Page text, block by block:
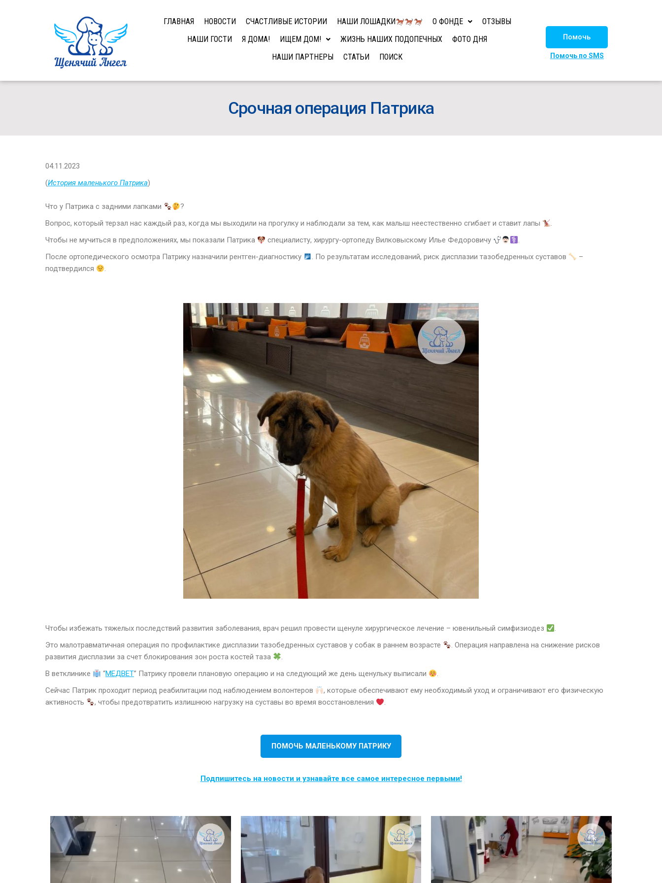
ГЛАВНАЯ НОВОСТИ СЧАСТЛИВЫЕ ИСТОРИИ НАШИ ЛОШАДКИ О ФОНДЕ
ОТЗЫВЫ
НАШИ ГОСТИ
Я ДОМА! ИЩЕМ ДОМ! ЖИЗНЬ НАШИХ ПОДОПЕЧНЫХ
ФОТО ДНЯ
НАШИ ПАРТНЕРЫ
СТАТЬИ ПОИСК
Помочь
Помочь по SMS
Срочная операция Патрика
04.11.2023
(История маленького Патрика)
Что у Патрика с задними лапками
?
Вопрос, который терзал нас каждый раз, когда мы выходили на прогулку и наблюдали за тем, как малыш неестественно сгибает и ставит лапы
.
Чтобы не мучиться в предположениях, мы показали Патрика
специалисту, хирургу-ортопеду Вилковыскому Илье Федоровичу
.
После ортопедического осмотра Патрику назначили рентген-диагностику
. По результатам исследований, риск дисплазии тазобедренных суставов
–
подтвердился
.
Чтобы избежать тяжелых последствий развития заболевания, врач решил провести щенуле хирургическое лечение – ювенильный симфизиодез
.
Это малотравматичная операция по профилактике дисплазии тазобедренных суставов у собак в раннем возрасте
. Операция направлена на снижение рисков
развития дисплазии за счет блокирования зон роста костей таза
.
В ветклинике
“МЕДВЕТ” Патрику провели плановую операцию и на следующий же день щенульку выписали
.
Сейчас Патрик проходит период реабилитации под наблюдением волонтеров
, которые обеспечивают ему необходимый уход и ограничивают его физическую
активность
, чтобы предотвратить излишнюю нагрузку на суставы во время восстановления .
ПОМОЧЬ МАЛЕНЬКОМУ ПАТРИКУ
Подпишитесь на новости и узнавайте все самое интересное первыми!